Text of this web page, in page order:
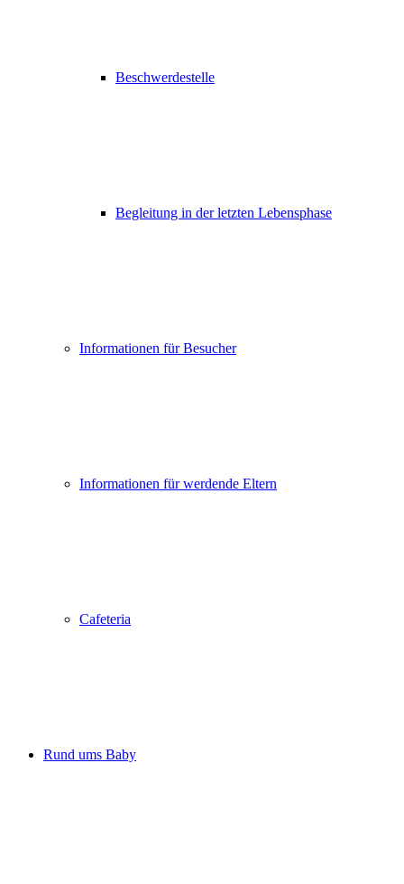
Beschwerdestelle
Begleitung in der letzten Lebensphase
Informationen für Besucher
Informationen für werdende Eltern
Cafeteria
Rund ums Baby